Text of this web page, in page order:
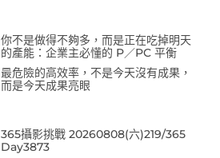
你不是做得不夠多，而是正在吃掉明天
的產能：企業主必懂的 P／PC 平衡
最危險的高效率，不是今天沒有成果，
而是今天成果亮眼
365攝影挑戰 20260808(六)219/365
Day3873